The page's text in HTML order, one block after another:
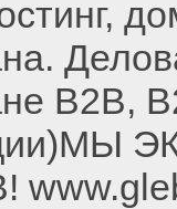
B2B,